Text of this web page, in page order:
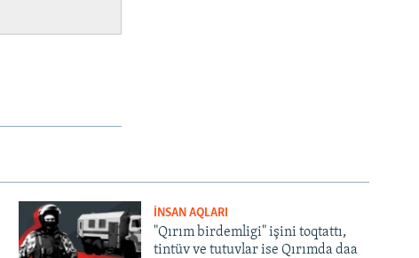
İNSAN AQLARI
"Qırım birdemligi" işini toqtattı,
tintüv ve tutuvlar ise Qırımda daa